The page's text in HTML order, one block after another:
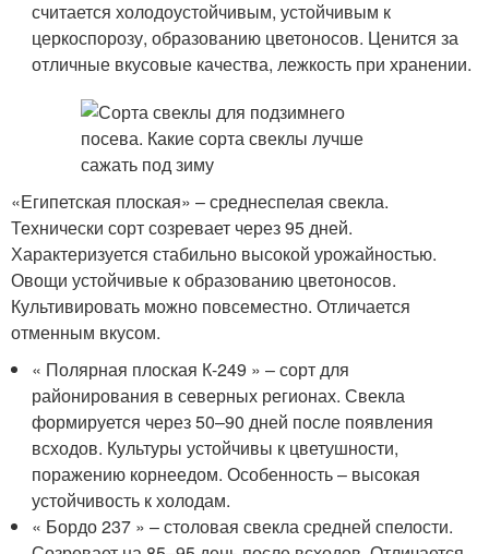
считается холодоустойчивым, устойчивым к
церкоспорозу, образованию цветоносов. Ценится за
отличные вкусовые качества, лежкость при хранении.
«Египетская плоская» – среднеспелая свекла.
Технически сорт созревает через 95 дней.
Характеризуется стабильно высокой урожайностью.
Овощи устойчивые к образованию цветоносов.
Культивировать можно повсеместно. Отличается
отменным вкусом.
« Полярная плоская К-249 » – сорт для
районирования в северных регионах. Свекла
формируется через 50–90 дней после появления
всходов. Культуры устойчивы к цветушности,
поражению корнеедом. Особенность – высокая
устойчивость к холодам.
« Бордо 237 » – столовая свекла средней спелости.